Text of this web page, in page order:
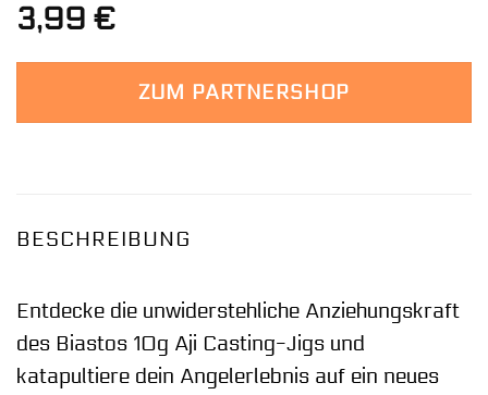
3,99 €
ZUM PARTNERSHOP
BESCHREIBUNG
Entdecke die unwiderstehliche Anziehungskraft
des Biastos 10g Aji Casting-Jigs und
katapultiere dein Angelerlebnis auf ein neues